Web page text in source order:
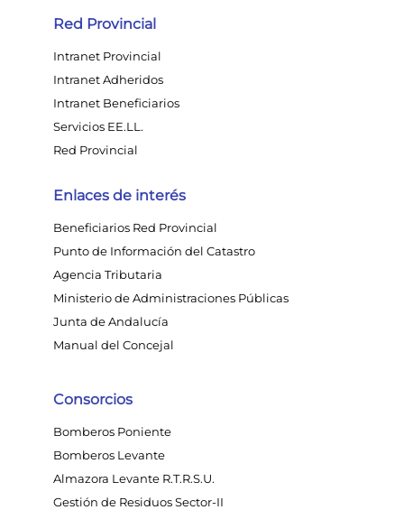
Red Provincial
Intranet Provincial
Intranet Adheridos
Intranet Beneficiarios
Servicios EE.LL.
Red Provincial
Enlaces de interés
Beneficiarios Red Provincial
Punto de Información del Catastro
Agencia Tributaria
Ministerio de Administraciones Públicas
Junta de Andalucía
Manual del Concejal
Consorcios
Bomberos Poniente
Bomberos Levante
Almazora Levante R.T.R.S.U.
Gestión de Residuos Sector-II